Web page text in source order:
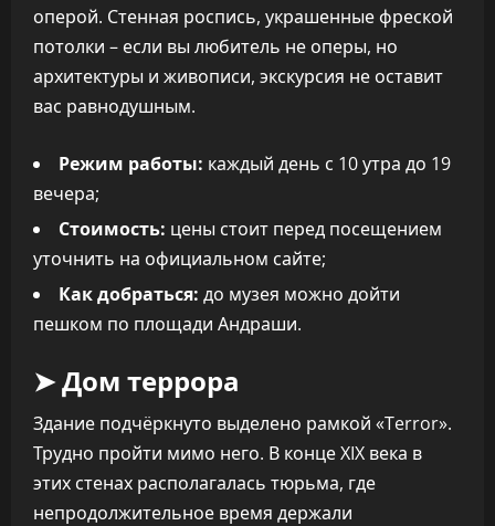
оперой. Стенная роспись, украшенные фреской
потолки – если вы любитель не оперы, но
архитектуры и живописи, экскурсия не оставит
вас равнодушным.
Режим работы: каждый день с 10 утра до 19
вечера;
Стоимость: цены стоит перед посещением
уточнить на официальном сайте;
Как добраться: до музея можно дойти
пешком по площади Андраши.
➤ Дом террора
Здание подчёркнуто выделено рамкой «Terror».
Трудно пройти мимо него. В конце XIX века в
этих стенах располагалась тюрьма, где
непродолжительное время держали